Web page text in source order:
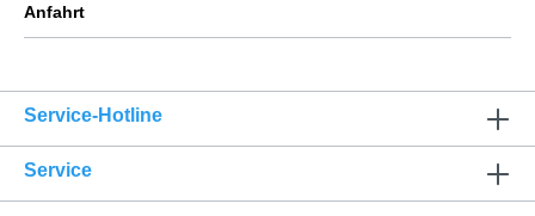
Anfahrt
Service-Hotline
Service